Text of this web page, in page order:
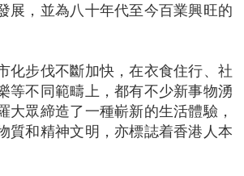
展，並為八十年代至今百業興旺的
化步伐不斷加快，在衣食住行、社
等不同範疇上，都有不少新事物湧
大眾締造了一種嶄新的生活體驗，
質和精神文明，亦標誌着香港人本